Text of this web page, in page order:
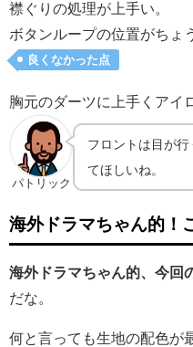
襟ぐりの処理が上手い。
ボタンループの位置がちょ
良くなかった点
胸元のダーツに上手くアイ
パトリック
フロントは目が
てほしいね。
海外ドラマちゃん的！
海外ドラマちゃん的、今回
だな。
何と言っても生地の配色が